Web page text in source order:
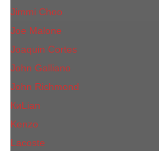
Jimmi Choo
Jое Malоnе
Joaquin Cortes
John Galliano
John Richmond
КиLian
Kenzo
Lacoste